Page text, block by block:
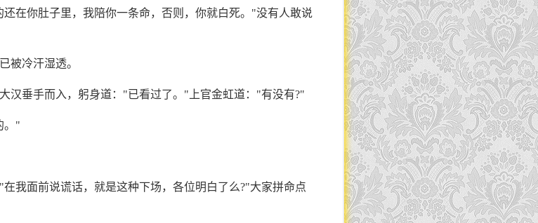
还在你肚子里，我陪你一条命，否则，你就白死。"没有人敢说
被冷汗湿透。
汉垂手而入，躬身道："已看过了。"上官金虹道："有没有?"
。"
我面前说谎话，就是这种下场，各位明白了么?"大家拼命点